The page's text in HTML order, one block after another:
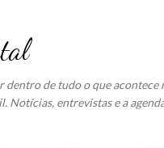
dentro de tudo o que
Notícias, entrevistas e a